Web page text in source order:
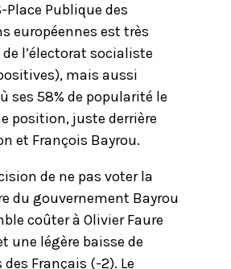
Place Publique des
européennes est très
l’électorat socialiste
mais aussi
ses 58% de popularité le
position, juste derrière
et François Bayrou.
de ne pas voter la
du gouvernement Bayrou
coûter à Olivier Faure
une légère baisse de
Français (-2). Le